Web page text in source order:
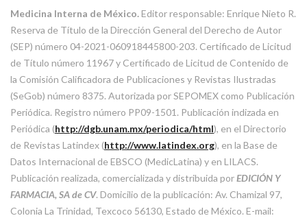
Medicina Interna de México.Editor responsable: Enrique Nieto R.
Reserva de Título de la Dirección General del Derecho de Autor
(SEP) número 04-2021-060918445800-203. Certificado de Licitud
de Título número 11967 y Certificado de Licitud de Contenido de
la Comisión Calificadora de Publicaciones y Revistas Ilustradas
(SeGob) número 8375. Autorizada por SEPOMEX como Publicación
Periódica. Registro número PP09-1501. Publicación indizada en
Periódica (http://dgb.unam.mx/periodica/html), en el Directorio
de Revistas Latindex (http://www.latindex.org), en la Base de
Datos Internacional de EBSCO (MedicLatina) y en LILACS.
Publicación realizada, comercializada y distribuida porEDICIÓN Y
FARMACIA, SA de CV. Domicilio de la publicación: Av. Chamizal 97,
Colonia La Trinidad, Texcoco 56130, Estado de México. E-mail: